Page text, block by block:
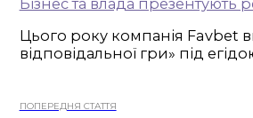
Бізнес та влада презентують
Цього року компанія Favbet
відповідальної гри» під
ПОПЕРЕДНЯ СТАТТЯ